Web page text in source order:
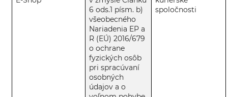
6 ods.1 písm. b)
všeobecného
Nariadenia EP a
R (EÚ) 2016/679
o ochrane
fyzických osôb
pri spracúvaní
osobných
údajov a o
spoločnosti